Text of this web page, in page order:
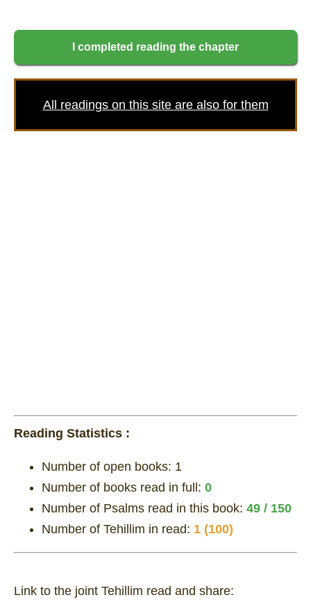
I completed reading the chapter
All readings on this site are also for them
Reading Statistics :
Number of open books: 1
Number of books read in full: 0
Number of Psalms read in this book: 49 / 150
Number of Tehillim in read: 1 (100)
Link to the joint Tehillim read and share: